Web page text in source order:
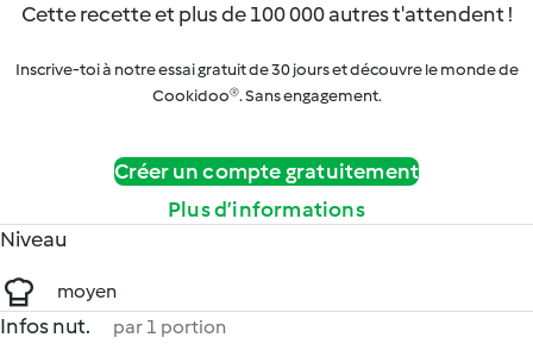
Cette recette et plus de 100 000 autres t'attendent !
Inscrive-toi à notre essai gratuit de 30 jours et découvre le monde de
Cookidoo®. Sans engagement.
Créer un compte gratuitement
Plus d’informations
Niveau
moyen
Infos nut. par 1 portion